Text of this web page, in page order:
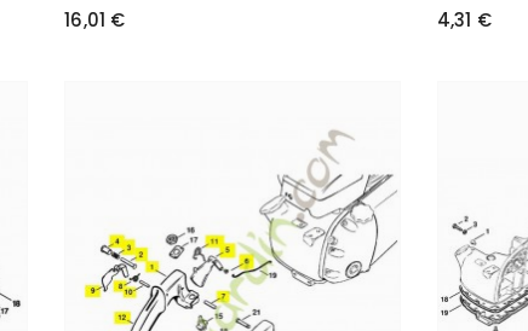
16,01 € 4,31 €